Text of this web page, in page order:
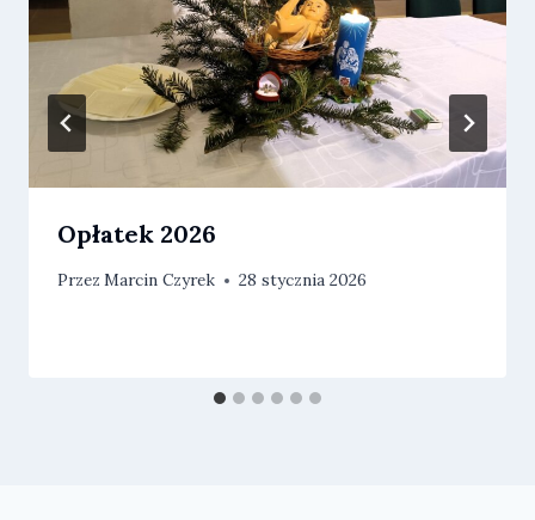
Opłatek 2026
Przez Marcin Czyrek 28 stycznia 2026